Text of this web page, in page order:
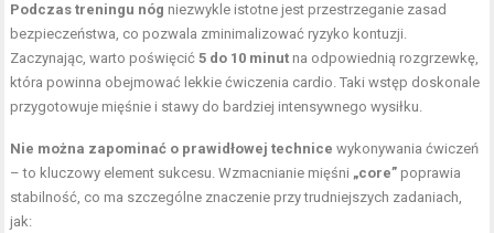
Podczas treningu nóg niezwykle istotne jest przestrzeganie zasad
bezpieczeństwa, co pozwala zminimalizować ryzyko kontuzji.
Zaczynając, warto poświęcić5 do 10 minut na odpowiednią rozgrzewkę,
która powinna obejmować lekkie ćwiczenia cardio. Taki wstęp doskonale
przygotowuje mięśnie i stawy do bardziej intensywnego wysiłku.
Nie można zapominać o prawidłowej technice wykonywania ćwiczeń
– to kluczowy element sukcesu. Wzmacnianie mięśni „core” poprawia
stabilność, co ma szczególne znaczenie przy trudniejszych zadaniach,
jak: